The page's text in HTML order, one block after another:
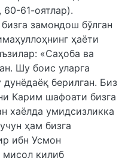
60-61-оятлар).
замондош бўлган
ҳаёти
«Саҳоба ва
Шу боис уларга
берилган. Биз
Карим шафоати бизга
хаёлда умидсизликка
ҳам бизга
ибн Усмон
мисол қилиб